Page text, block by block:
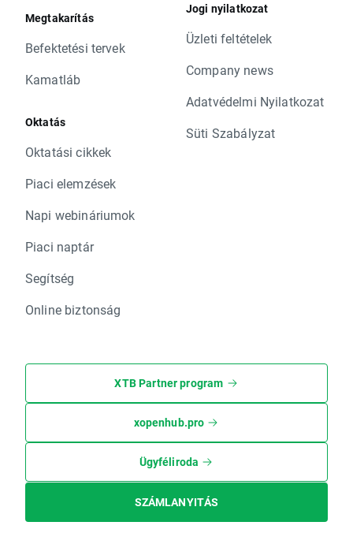
Megtakarítás
Befektetési tervek
Kamatláb
Oktatás
Oktatási cikkek
Piaci elemzések
Napi webináriumok
Piaci naptár
Segítség
Online biztonság
Jogi nyilatkozat
Üzleti feltételek
Company news
Adatvédelmi Nyilatkozat
Süti Szabályzat
XTB Partner program
xopenhub.pro
Ügyféliroda
SZÁMLANYITÁS